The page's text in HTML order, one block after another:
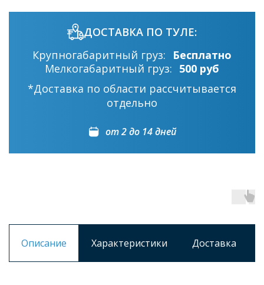
ДОСТАВКА ПО ТУЛЕ:
Крупногабаритный груз:
Бесплатно
Мелкогабаритный груз: 500 руб
*Доставка по области рассчитывается
отдельно
от 2 до 14 дней
Описание Характеристики Доставка